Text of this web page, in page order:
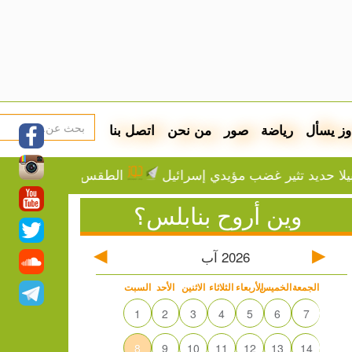
يسأل رياضة صور من نحن اتصل بنا
غضب مؤيدي إسرائيل الطقس: ارتفاع تدريجي على
وين أروح بنابلس؟
2026 آب
السبت الأحد الاثنين الثلاثاء الأربعاءالخميسالجمعة
1 2 3 4 5 6 7
8 9 10 11 12 13 14